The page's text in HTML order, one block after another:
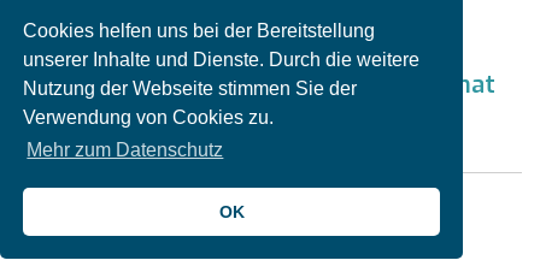
Cookies helfen uns bei der Bereitstellung
unserer Inhalte und Dienste. Durch die weitere
Nutzung der Webseite stimmen Sie der
Verwendung von Cookies zu.
Mehr zum Datenschutz
OK
In Neureut ausgesetzt: Fundhund Pico hat
ein neues Zuhause gefunden